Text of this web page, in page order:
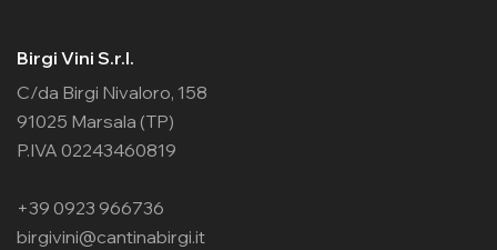
Birgi Vini S.r.l.
C/da Birgi Nivaloro, 158
91025 Marsala (TP)
P.IVA 02243460819
+39 0923 966736
birgivini@cantinabirgi.it